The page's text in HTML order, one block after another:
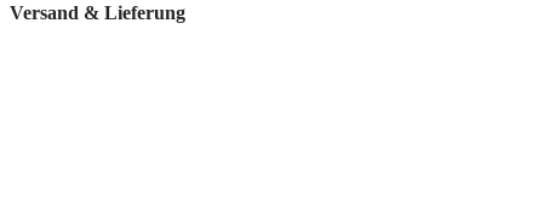
Versand & Lieferung